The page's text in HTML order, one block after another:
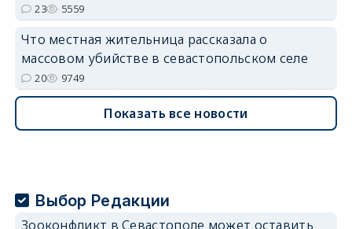
23 5559
Что местная жительница рассказала о
массовом убийстве в севастопольском селе
20 9749
Показать все новости
Выбор Редакции
Зооконфликт в Севастополе может оставить